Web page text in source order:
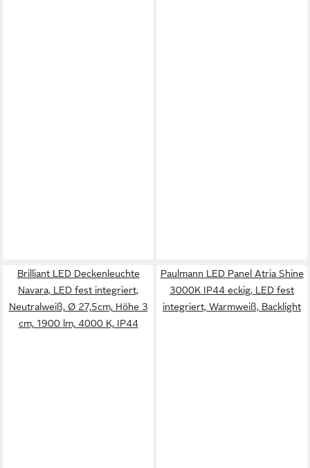
Brilliant LED Deckenleuchte
Navara, LED fest integriert,
Neutralweiß, Ø 27,5cm, Höhe 3
cm, 1900 lm, 4000 K, IP44
Paulmann LED Panel Atria Shine
3000K IP44 eckig, LED fest
integriert, Warmweiß, Backlight